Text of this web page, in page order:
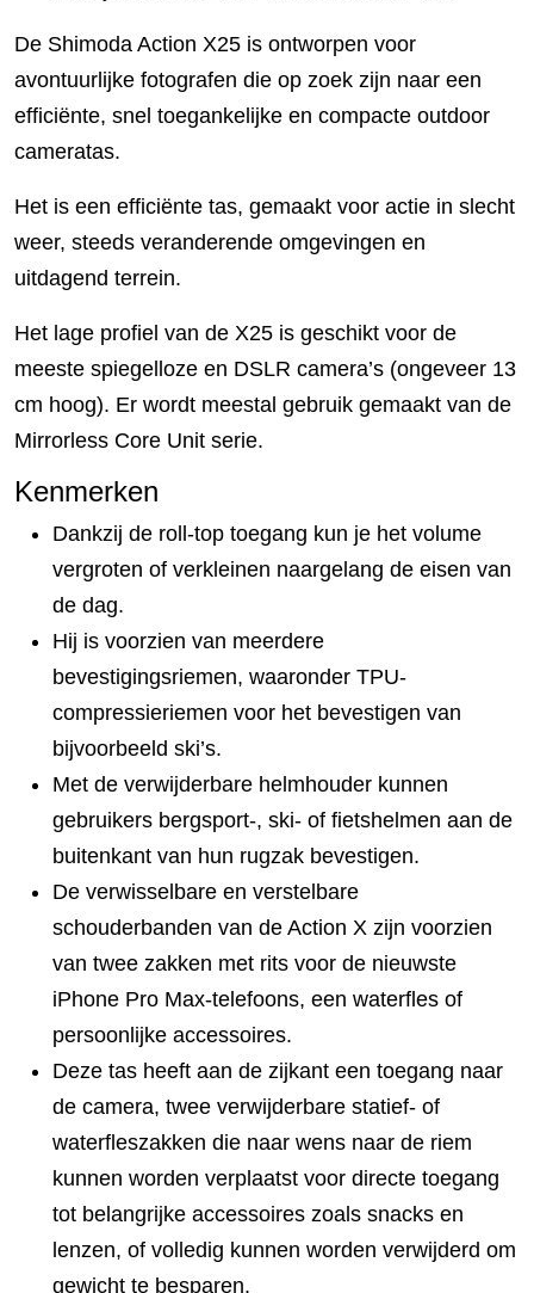
De Shimoda Action X25 is ontworpen voor
avontuurlijke fotografen die op zoek zijn naar een
efficiënte, snel toegankelijke en compacte outdoor
cameratas.
Het is een efficiënte tas, gemaakt voor actie in slecht
weer, steeds veranderende omgevingen en
uitdagend terrein.
Het lage profiel van de X25 is geschikt voor de
meeste spiegelloze en DSLR camera’s (ongeveer 13
cm hoog). Er wordt meestal gebruik gemaakt van de
Mirrorless Core Unit serie.
Kenmerken
Dankzij de roll-top toegang kun je het volume
vergroten of verkleinen naargelang de eisen van
de dag.
Hij is voorzien van meerdere
bevestigingsriemen, waaronder TPU-
compressieriemen voor het bevestigen van
bijvoorbeeld ski’s.
Met de verwijderbare helmhouder kunnen
gebruikers bergsport-, ski- of fietshelmen aan de
buitenkant van hun rugzak bevestigen.
De verwisselbare en verstelbare
schouderbanden van de Action X zijn voorzien
van twee zakken met rits voor de nieuwste
iPhone Pro Max-telefoons, een waterfles of
persoonlijke accessoires.
Deze tas heeft aan de zijkant een toegang naar
de camera, twee verwijderbare statief- of
waterfleszakken die naar wens naar de riem
kunnen worden verplaatst voor directe toegang
tot belangrijke accessoires zoals snacks en
lenzen, of volledig kunnen worden verwijderd om
gewicht te besparen.